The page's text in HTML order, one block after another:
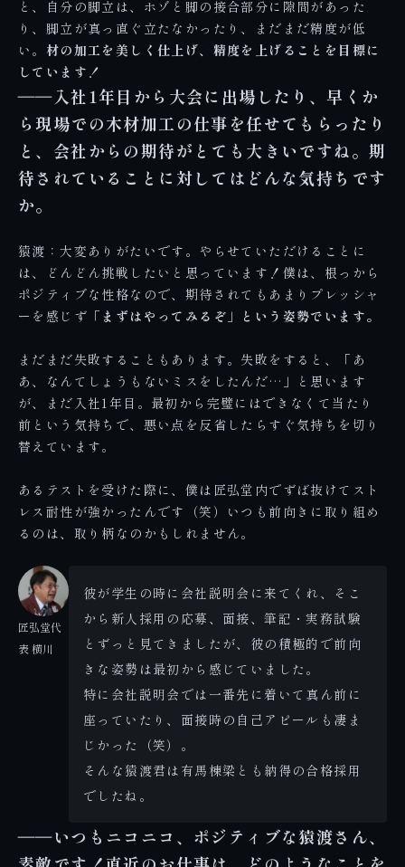
と、自分の脚立は、ホゾと脚の接合部分に隙間があった
り、脚立が真っ直ぐ立たなかったり、まだまだ精度が低
い。 材の加工を美しく仕上げ、精度を上げることを目標に
しています！
――入社1年目から大会に出場したり、早くか
ら現場での木材加工の仕事を任せてもらったり
と、会社からの期待がとても大きいですね。期
待されていることに対してはどんな気持ちです
か。
猿渡：大変ありがたいです。やらせていただけることに
は、どんどん挑戦したいと思っています！僕は、根っから
ポジティブな性格なので、期待されてもあまりプレッシャ
ーを感じず 「まずはやってみるぞ」という姿勢でいます。
まだまだ失敗することもあります。失敗をすると、「あ
あ、なんてしょうもないミスをしたんだ…」と思います
が、まだ入社1年目。最初から完璧にはできなくて当たり
前という気持ちで、悪い点を反省したらすぐ気持ちを切り
替えています。
あるテストを受けた際に、僕は匠弘堂内でずば抜けてスト
レス耐性が強かったんです（笑）いつも前向きに取り組め
るのは、取り柄なのかもしれません。
匠弘堂代
表 横川
彼が学生の時に会社説明会に来てくれ、そこ
から新人採用の応募、面接、筆記・実務試験
とずっと見てきましたが、彼の積極的で前向
きな姿勢は最初から感じていました。
特に会社説明会では一番先に着いて真ん前に
座っていたり、面接時の自己アピールも凄ま
じかった（笑）。
そんな猿渡君は有馬棟梁とも納得の合格採用
でしたね。
――いつもニコニコ、ポジティブな猿渡さん、